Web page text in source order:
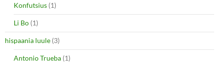
Konfutsius (1)
Li Bo (1)
hispaania luule (3)
Antonio Trueba (1)